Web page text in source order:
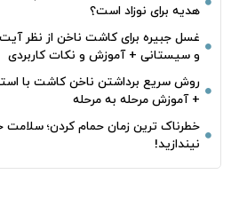
هدیه برای نوزاد است؟
غسل جبیره برای کاشت ناخن از نظر آیت
و سیستانی + آموزش و نکات کاربردی
روش سریع برداشتن ناخن کاشت با
+ آموزش مرحله به مرحله
خطرناک‌ ترین زمان‌ حمام کردن؛ سلامت
نیندازید!